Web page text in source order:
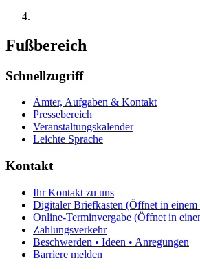
Fußbereich
Schnellzugriff
Ämter, Aufgaben & Kontakt
Pressebereich
Veranstaltungskalender
Leichte Sprache
Kontakt
Ihr Kontakt zu uns
Digitaler Briefkasten (Öffnet in einem
Online-Terminvergabe (Öffnet in
Zahlungsverkehr
Beschwerden • Ideen • Anregungen
Barriere melden